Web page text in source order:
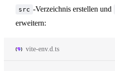
src -Verzeichnis erstellen und
erweitern:
vite-env.d.ts